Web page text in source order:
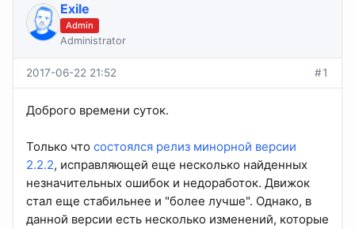
Exile
Admin
Administrator
2017-06-22 21:52 #1
Доброго времени суток.
Только что состоялся релиз минорной версии
2.2.2, исправляющей еще несколько найденных
незначительных ошибок и недоработок. Движок
стал еще стабильнее и "более лучше". Однако, в
данной версии есть несколько изменений, которые